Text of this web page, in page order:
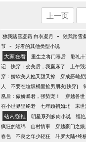
上一页
独我踏雪凝霜 白衣凝月 - 独我踏雪
节 - 好看的其他类型小说
大家在看 重生之将门毒后 彩礼
记
快穿：变美后，我赢麻了 上午
穿：娇软美人她又甜又撩
穿成恶雌
人
不要在垃圾桶里捡男朋友[快穿]
凰后：傲娇暴君，强势宠！
穿越兽
在小世界里终老
七年顾初如北 末
站内强推 明星系列多肉小说 福
疯狂的缠绵
山村情事 穿越豪门之
春色
不良之年少轻狂 斗罗大陆4终